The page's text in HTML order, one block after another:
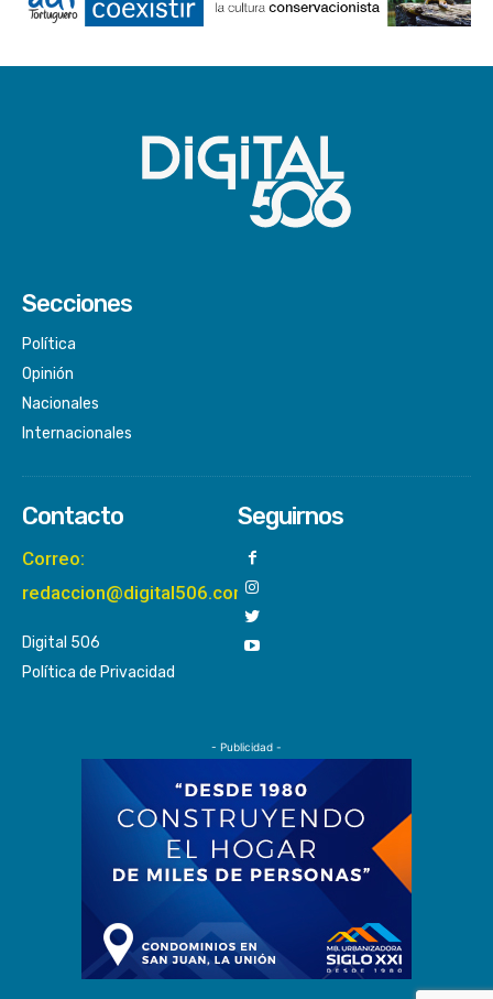
Secciones
Política
Opinión
Nacionales
Internacionales
Contacto
Correo:
redaccion@digital506.com
Digital 506
Política de Privacidad
Seguirnos
- Publicidad -